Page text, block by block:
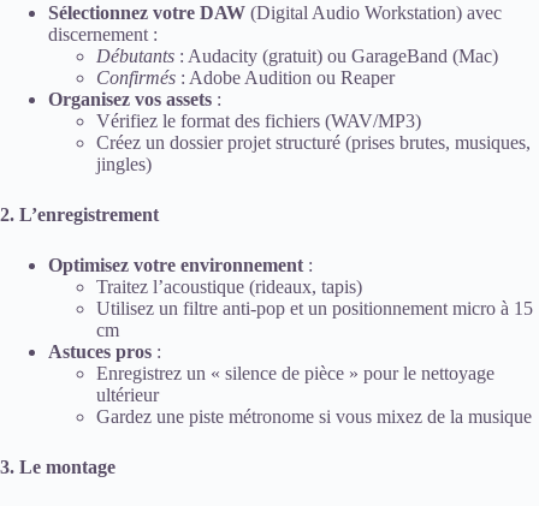
Sélectionnez votre DAW (Digital Audio Workstation) avec
discernement :
Débutants : Audacity (gratuit) ou GarageBand (Mac)
Confirmés : Adobe Audition ou Reaper
Organisez vos assets :
Vérifiez le format des fichiers (WAV/MP3)
Créez un dossier projet structuré (prises brutes, musiques,
jingles)
2. L’enregistrement
Optimisez votre environnement :
Traitez l’acoustique (rideaux, tapis)
Utilisez un filtre anti-pop et un positionnement micro à 15
cm
Astuces pros :
Enregistrez un « silence de pièce » pour le nettoyage
ultérieur
Gardez une piste métronome si vous mixez de la musique
3. Le montage